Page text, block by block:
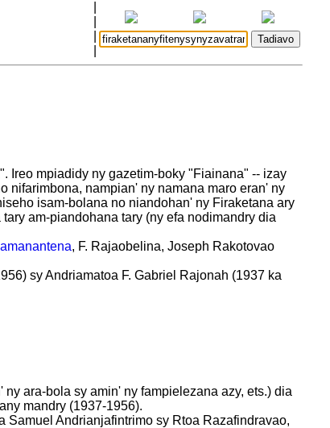
Ireo mpiadidy ny gazetim-boky "Fiainana" -- izay
nifarimbona, nampian' ny namana maro eran' ny
isam-bolana no niandohan' ny Firaketana ary
am-piandohana tary (ny efa nodimandry dia
, F. Rajaobelina, Joseph Rakotovao
sy Andriamatoa F. Gabriel Rajonah (1937 ka
ara-bola sy amin' ny fampielezana azy, ets.) dia
mandry (1937-1956).
Samuel Andrianjafintrimo sy Rtoa Razafindravao,